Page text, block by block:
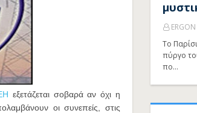
εξετάζεται σοβαρά αν όχι η
οι συνεπείς, στις
Το
πύργο
πο…